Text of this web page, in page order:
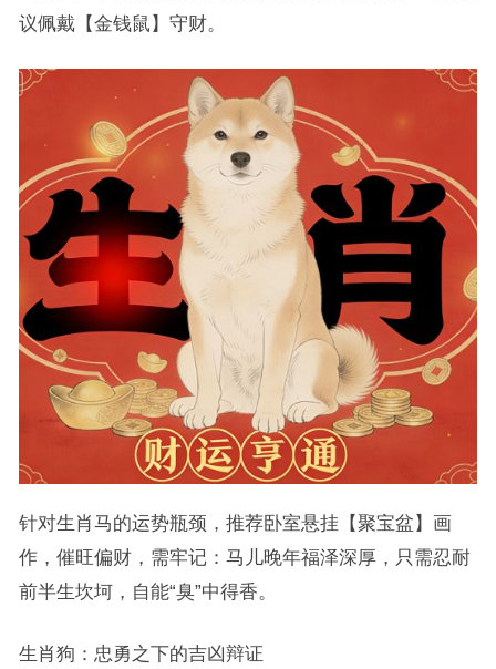
议佩戴【金钱鼠】守财。
针对生肖马的运势瓶颈，推荐卧室悬挂【聚宝盆】画
作，催旺偏财，需牢记：马儿晚年福泽深厚，只需忍耐
前半生坎坷，自能“臭”中得香。
生肖狗：忠勇之下的吉凶辩证